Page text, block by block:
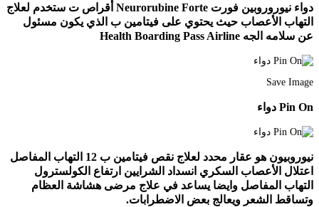
دواء نيوروروبين فورت Neurorubine Forte أقراص ت ستخدم لعلاج
التهاب الأعصاب حيث يحتوي على فيتامين ب الذي يكون مسئول
عن سلامه الجه Health Boarding Pass Airline
Save Image
Pin On دواء
نيوروبيون هو عقار محدد لعلاج نقص فيتامين ب 12 التهاب المفاصل
اعتلال الأعصاب السكري انسداد الشرايين ارتفاع الكولسترول
التهاب المفاصل وايضا يساعد في علاج مرضى هشاشة العظام
وتساقط الشعر ويعالج بعض الاضطرابات.